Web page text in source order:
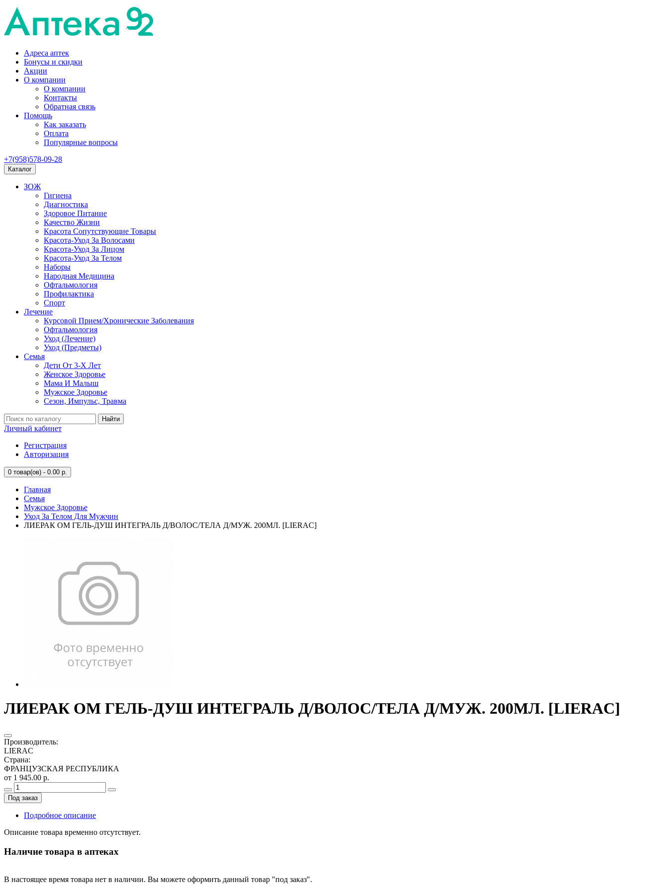
Адреса аптек
Бонусы и скидки
Акции
О компании
О компании
Контакты
Обратная связь
Помощь
Как заказать
Оплата
Популярные вопросы
+7(958)578-09-28
Каталог
ЗОЖ
Гигиена
Диагностика
Здоровое Питание
Качество Жизни
Красота Сопутствующие Товары
Красота-Уход За Волосами
Красота-Уход За Лицом
Красота-Уход За Телом
Наборы
Народная Медицина
Офтальмология
Профилактика
Спорт
Лечение
Курсовой Прием/Хронические Заболевания
Офтальмология
Уход (Лечение)
Уход (Предметы)
Семья
Дети От 3-Х Лет
Женское Здоровье
Мама И Малыш
Мужское Здоровье
Сезон, Импульс, Травма
Найти
Личный кабинет
Регистрация
Авторизация
0 товар(ов) - 0.00 р.
Главная
Семья
Мужское Здоровье
Уход За Телом Для Мужчин
ЛИЕРАК ОМ ГЕЛЬ-ДУШ ИНТЕГРАЛЬ Д/ВОЛОС/ТЕЛА Д/МУЖ. 200МЛ. [LIERAC]
ЛИЕРАК ОМ ГЕЛЬ-ДУШ ИНТЕГРАЛЬ Д/ВОЛОС/ТЕЛА Д/МУЖ. 200МЛ. [LIERAC]
Производитель:
LIERAC
Страна:
ФРАНЦУЗСКАЯ РЕСПУБЛИКА
от 1 945.00 р.
Под заказ
Подробное описание
Описание товара временно отсутствует.
Наличие товара в аптеках
В настоящее время товара нет в наличии. Вы можете оформить данный товар "под заказ".